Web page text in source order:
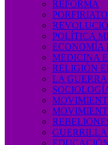
REFORMA
PORFIRIATO
POLÍTICA
ECONOMÍA
MEDICINA
RELIGIÓN
LA